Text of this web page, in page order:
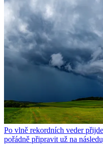
Po vlně rekordních veder
pořádně připravit už na